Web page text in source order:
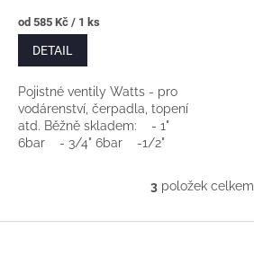
Měrná
cena:
od 585 Kč / 1 ks
DETAIL
Pojistné ventily Watts - pro
vodárenství, čerpadla, topení
atd. Běžně skladem: - 1"
6bar - 3/4" 6bar -1/2"
O
l
3položek celkem